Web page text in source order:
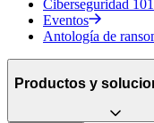
Ciberseguridad 101
Eventos
Antología de
Productos y